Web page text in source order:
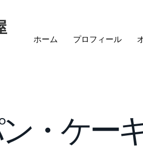
ホーム プロフィール
・ケー